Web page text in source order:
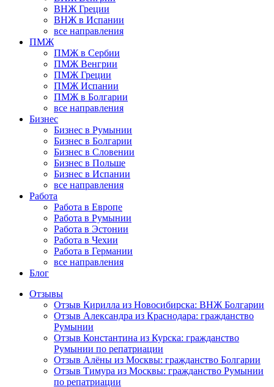
ВНЖ Греции
ВНЖ в Испании
все направления
ПМЖ
ПМЖ в Сербии
ПМЖ Венгрии
ПМЖ Греции
ПМЖ Испании
ПМЖ в Болгарии
все направления
Бизнес
Бизнес в Румынии
Бизнес в Болгарии
Бизнес в Словении
Бизнес в Польше
Бизнес в Испании
все направления
Работа
Работа в Европе
Работа в Румынии
Работа в Эстонии
Работа в Чехии
Работа в Германии
все направления
Блог
Отзывы
Отзыв Кирилла из Новосибирска: ВНЖ Болгарии
Отзыв Александра из Краснодара: гражданство
Румынии
Отзыв Константина из Курска: гражданство
Румынии по репатриации
Отзыв Алёны из Москвы: гражданство Болгарии
Отзыв Тимура из Москвы: гражданство Румынии
по репатриации